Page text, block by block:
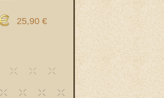
25,90 €